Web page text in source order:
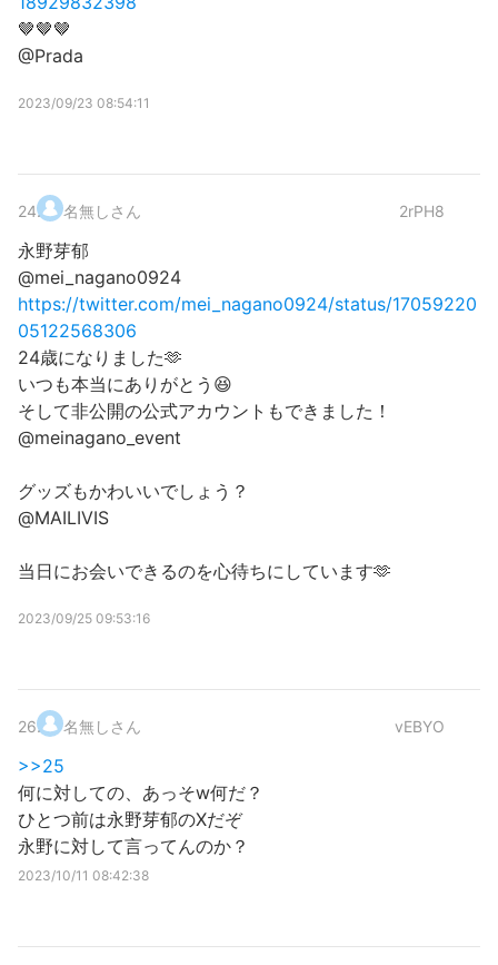
🤎🤎🤎
@Prada
2023/09/23 08:54:11
24. 名無しさん 2rPH8
永野芽郁
@mei_nagano0924
https://twitter.com/mei_nagano0924/status/17059220
05122568306
24歳になりました🫶
いつも本当にありがとう😆
そして非公開の公式アカウントもできました！
@meinagano_event
グッズもかわいいでしょう？
@MAILIVIS
当日にお会いできるのを心待ちにしています🫶
2023/09/25 09:53:16
26. 名無しさん vEBYO
>>25
何に対しての、あっそw何だ？
ひとつ前は永野芽郁のXだぞ
永野に対して言ってんのか？
2023/10/11 08:42:38